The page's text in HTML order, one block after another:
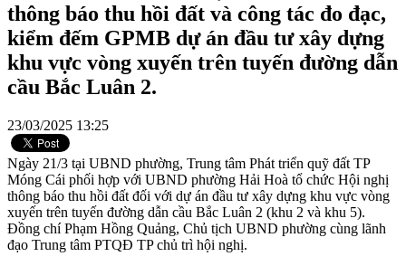
thông báo thu hồi đất và công tác đo đạc,
kiểm đếm GPMB dự án đầu tư xây dựng
khu vực vòng xuyến trên tuyến đường dẫn
cầu Bắc Luân 2.
23/03/2025 13:25
Ngày 21/3 tại UBND phường, Trung tâm Phát triển quỹ đất TP
Móng Cái phối hợp với UBND phường Hải Hoà tổ chức Hội nghị
thông báo thu hồi đất đối với dự án đầu tư xây dựng khu vực vòng
xuyến trên tuyến đường dẫn cầu Bắc Luân 2 (khu 2 và khu 5).
Đồng chí Phạm Hồng Quảng, Chủ tịch UBND phường cùng lãnh
đạo Trung tâm PTQĐ TP chủ trì hội nghị.